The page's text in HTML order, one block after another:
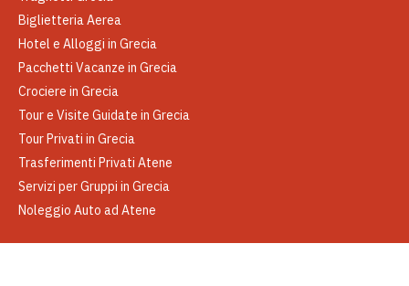
Biglietteria Aerea
Hotel e Alloggi in Grecia
Pacchetti Vacanze in Grecia
Crociere in Grecia
Tour e Visite Guidate in Grecia
Tour Privati in Grecia
Trasferimenti Privati Atene
Servizi per Gruppi in Grecia
Noleggio Auto ad Atene